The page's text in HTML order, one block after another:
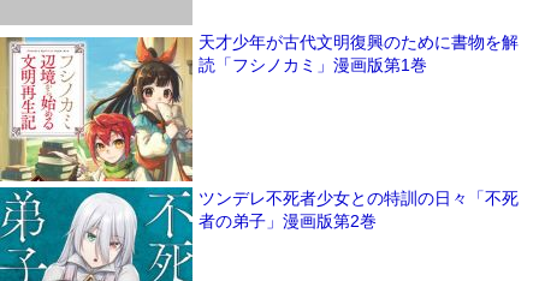
天才少年が古代文明復興のために書物を解
読「フシノカミ」漫画版第1巻
ツンデレ不死者少女との特訓の日々「不死
者の弟子」漫画版第2巻